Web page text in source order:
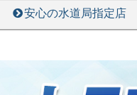
安心の水道局指定店